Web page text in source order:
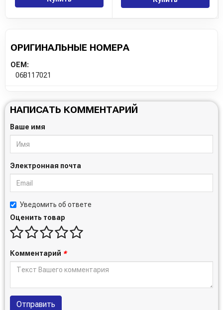
ОРИГИНАЛЬНЫЕ НОМЕРА
OEM:
06B117021
НАПИСАТЬ КОММЕНТАРИЙ
Ваше имя
Электронная почта
Уведомить об ответе
Оценить товар
Комментарий *
Отправить